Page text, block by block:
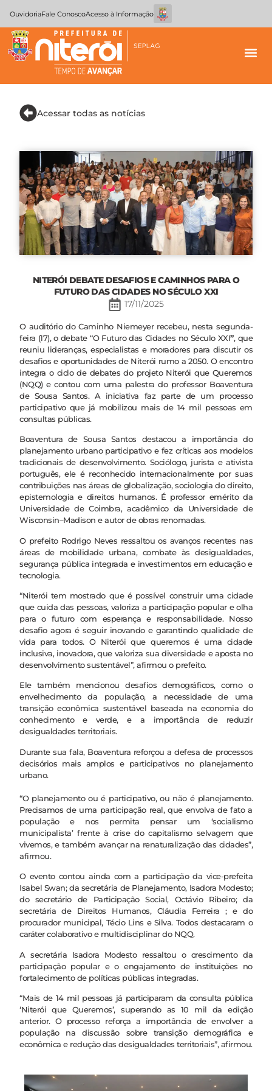
OuvidoriaFale ConoscoAcesso à Informação
Acessar todas as notícias
NITERÓI DEBATE DESAFIOS E CAMINHOS PARA O
FUTURO DAS CIDADES NO SÉCULO XXI
17/11/2025
O auditório do Caminho Niemeyer recebeu, nesta segunda-
feira (17), o debate “O Futuro das Cidades no Século XXI”, que
reuniu lideranças, especialistas e moradores para discutir os
desafios e oportunidades de Niterói rumo a 2050. O encontro
integra o ciclo de debates do projeto Niterói que Queremos
(NQQ) e contou com uma palestra do professor Boaventura
de Sousa Santos. A iniciativa faz parte de um processo
participativo que já mobilizou mais de 14 mil pessoas em
consultas públicas.
Boaventura de Sousa Santos destacou a importância do
planejamento urbano participativo e fez críticas aos modelos
tradicionais de desenvolvimento. Sociólogo, jurista e ativista
português, ele é reconhecido internacionalmente por suas
contribuições nas áreas de globalização, sociologia do direito,
epistemologia e direitos humanos. É professor emérito da
Universidade de Coimbra, acadêmico da Universidade de
Wisconsin–Madison e autor de obras renomadas.
O prefeito Rodrigo Neves ressaltou os avanços recentes nas
áreas de mobilidade urbana, combate às desigualdades,
segurança pública integrada e investimentos em educação e
tecnologia.
“Niterói tem mostrado que é possível construir uma cidade
que cuida das pessoas, valoriza a participação popular e olha
para o futuro com esperança e responsabilidade. Nosso
desafio agora é seguir inovando e garantindo qualidade de
vida para todos. O Niterói que queremos é uma cidade
inclusiva, inovadora, que valoriza sua diversidade e aposta no
desenvolvimento sustentável”, afirmou o prefeito.
Ele também mencionou desafios demográficos, como o
envelhecimento da população, a necessidade de uma
transição econômica sustentável baseada na economia do
conhecimento e verde, e a importância de reduzir
desigualdades territoriais.
Durante sua fala, Boaventura reforçou a defesa de processos
decisórios mais amplos e participativos no planejamento
urbano.
“O planejamento ou é participativo, ou não é planejamento.
Precisamos de uma participação real, que envolva de fato a
população e nos permita pensar um ‘socialismo
municipalista’ frente à crise do capitalismo selvagem que
vivemos, e também avançar na renaturalização das cidades”,
afirmou.
O evento contou ainda com a participação da vice-prefeita
Isabel Swan; da secretária de Planejamento, Isadora Modesto;
do secretário de Participação Social, Octávio Ribeiro; da
secretária de Direitos Humanos, Cláudia Ferreira ; e do
procurador municipal, Técio Lins e Silva. Todos destacaram o
caráter colaborativo e multidisciplinar do NQQ.
A secretária Isadora Modesto ressaltou o crescimento da
participação popular e o engajamento de instituições no
fortalecimento de políticas públicas integradas.
“Mais de 14 mil pessoas já participaram da consulta pública
‘Niterói que Queremos’, superando as 10 mil da edição
anterior. O processo reforça a importância de envolver a
população na discussão sobre transição demográfica e
econômica e redução das desigualdades territoriais”, afirmou.